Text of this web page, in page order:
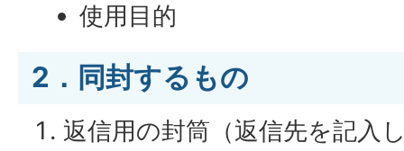
使用目的
2．同封するもの
返信用の封筒（返信先を記入